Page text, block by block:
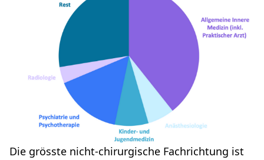
Die grösste nicht-chirurgische Fachrichtung ist